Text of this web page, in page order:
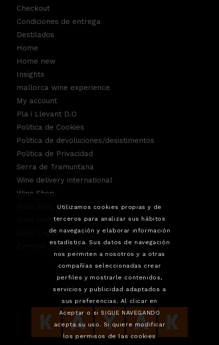
Checkout
Condiciones de entrega
Destilados
Home
Home new
Insights
mallorca wine experience
My account
Pla i Llevant D.O
Politica de Cookies
Politica de devoluciones/desistimentos
Politica de Privacidad
Serra de Tramuntana
Wine delivery international
Wine Shop
Wine Shop Contact
Wine tasting service.
Aviso Legal
Utilizamos cookies propias y de
terceros para analizar sus hábitos
de navegación y elaborar información
estadística. Sus datos de navegación
nos permiten a nosotros y a otras
compañías seleccionadas crear
perfiles y mostrarle contenidos,
servicios y publicidad adaptados a
sus preferencias. Al clicar en
Aceptar o si SIGUE NAVEGANDO
acepta su uso. Si quiere modificar
los permisos de las cookies